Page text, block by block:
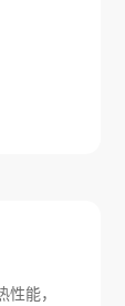
能，